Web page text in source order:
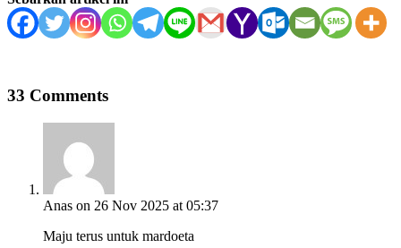
33 Comments
Anas on 26 Nov 2025 at 05:37
Maju terus untuk mardoeta